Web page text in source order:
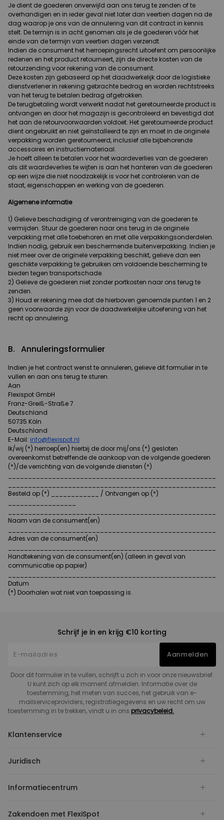
Je dient de goederen onverwijld aan ons terug te zenden of te
overhandigen en in ieder geval niet later dan veertien dagen na de
dag waarop je ons van de annulering van dit contract in kennis
stelt. De termijn is in acht genomen als je de goederen vóór het
einde van de termijn van veertien dagen verzendt.
Indien de consument het herroepingsrecht uitoefent om persoonlijke
redenen en het product retourneert, zijn de directe kosten van de
retourzending voor rekening van de consument.
Deze kosten zijn gebaseerd op het daadwerkelijk door de logistieke
dienstverlener in rekening gebrachte bedrag en worden rechtstreeks
van het terug te betalen bedrag afgetrokken.
De terugbetaling wordt verwerkt nadat het geretourneerde product is
ontvangen en door het magazijn is gecontroleerd en bevestigd dat
het aan de retourvoorwaarden voldoet. Het geretourneerde product
dient ongebruikt en niet geïnstalleerd te zijn en moet in de originele
verpakking worden geretourneerd, inclusief alle bijbehorende
accessoires en instructiemateriaal.
Je hoeft alleen te betalen voor het waardeverlies van de goederen
als dit waardeverlies te wijten is aan het hanteren van de goederen
op een wijze die niet noodzakelijk is voor het controleren van de
staat, eigenschappen en werking van de goederen.
Algemene informatie
1) Gelieve beschadiging of verontreiniging van de goederen te
vermijden. Stuur de goederen naar ons terug in de originele
verpakking met alle toebehoren en met alle verpakkingsonderdelen.
Indien nodig, gebruik een beschermende buitenverpakking. Indien je
niet meer over de originele verpakking beschikt, gelieve dan een
geschikte verpakking te gebruiken om voldoende bescherming te
bieden tegen transportschade.
2) Gelieve de goederen niet zonder portkosten naar ons terug te
zenden.
3) Houd er rekening mee dat de hierboven genoemde punten 1 en 2
geen voorwaarde zijn voor de daadwerkelijke uitoefening van het
recht op annulering.
B. Annuleringsformulier
Indien je het contract wenst te annuleren, gelieve dit formulier in te
vullen en aan ons terug te sturen.
Aan
Flexispot GmbH
Franz-Greiß-Straße 7
Deutschland
50735 Köln
Deutschland
E-Mail: info@flexispot.nl
Ik/wij (*) herroep(en) hierbij de door mij/ons (*) gesloten
overeenkomst betreffende de aankoop van de volgende goederen
(*)/de verrichting van de volgende diensten (*)
Besteld op (*) ____________ / Ontvangen op (*)
Naam van de consument(en)
Adres van de consument(en)
Handtekening van de consument(en) (alleen in geval van
communicatie op papier)
Datum
(*) Doorhalen wat niet van toepassing is.
Schrijf je in en krijg €10 korting
Aanmelden
Door dit formulier in te vullen, schrijft u zich in voor onze nieuwsbrief.
U kunt zich op elk moment afmelden. Informatie over de
toestemming, het meten van succes, het gebruik van e-
mailserviceproviders, registratiegegevens en uw recht om uw
toestemming in te trekken, vindt u in ons privacybeleid.
Klantenservice
Juridisch
Informatiecentrum
Zakendoen met FlexiSpot